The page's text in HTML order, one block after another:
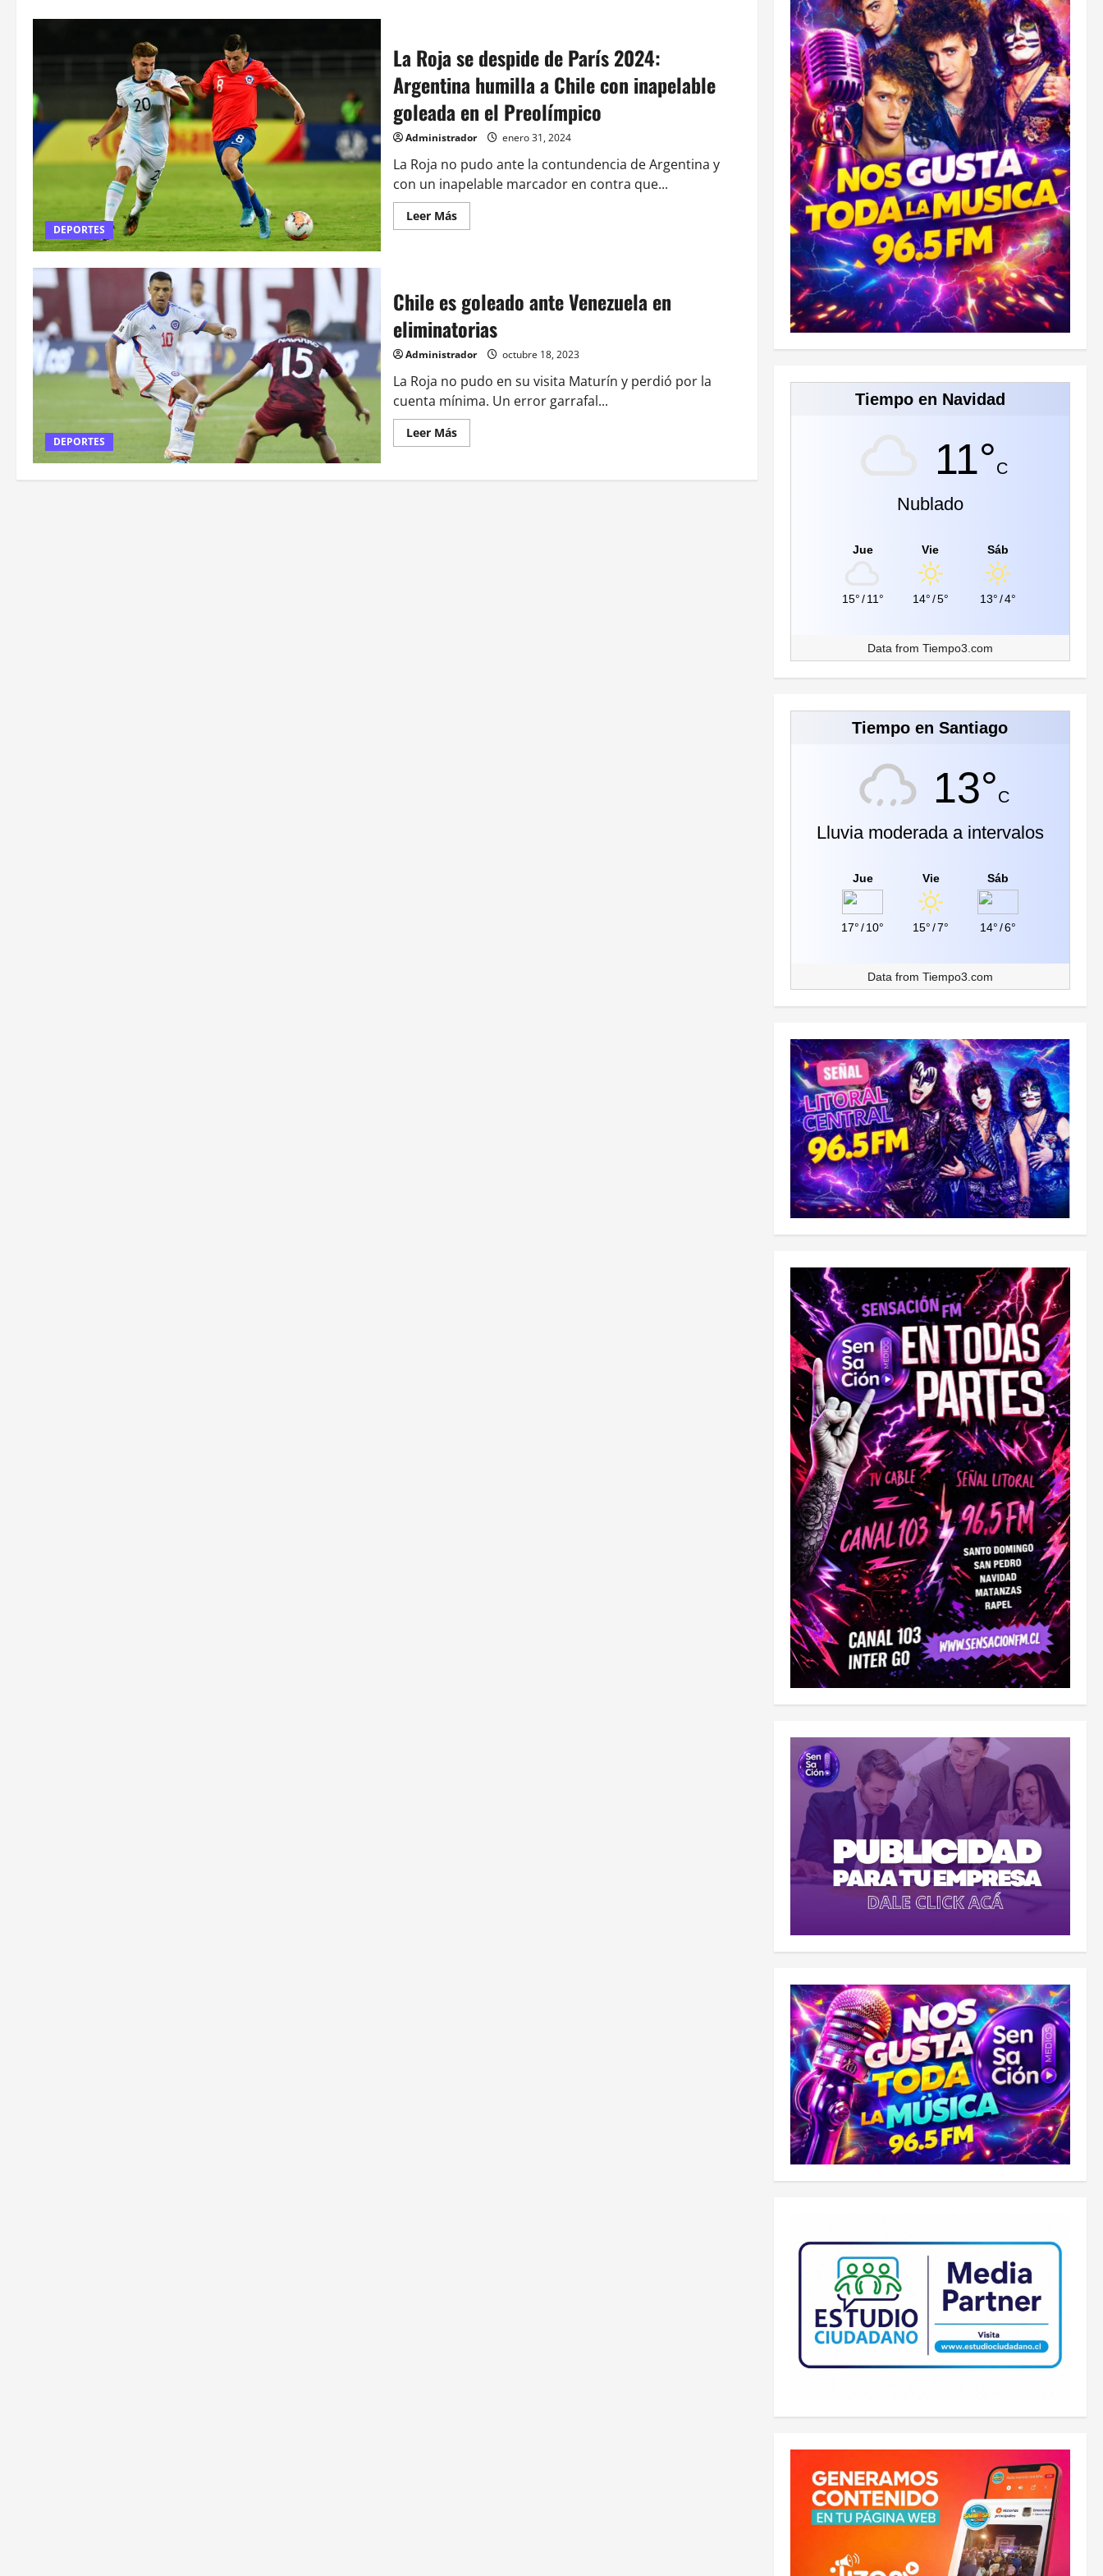
DEPORTES
La Roja se despide de París 2024:
Argentina humilla a Chile con inapelable
goleada en el Preolímpico
Administrador enero 31, 2024
La Roja no pudo ante la contundencia de Argentina y
con un inapelable marcador en contra que...
Leer MásLeer
más
despide
de
París
2024:
Argentina
humilla
Chile
con
inapelable
goleada
en
el
Preolímpico
DEPORTES
Chile es goleado ante Venezuela en
eliminatorias
Administrador octubre 18, 2023
La Roja no pudo en su visita Maturín y perdió por la
cuenta mínima. Un error garrafal...
Leer MásLeer
más
Chile
Tiempo en Navidad
11°C
Nublado
Jue
15°/11°
Vie
14°/5°
Sáb
13°/4°
Data from Tiempo3.com
Tiempo en Santiago
13°C
Lluvia moderada a intervalos
Jue
17° /10°
Vie
15° /7°
Sáb
14° /6°
Data from Tiempo3.com